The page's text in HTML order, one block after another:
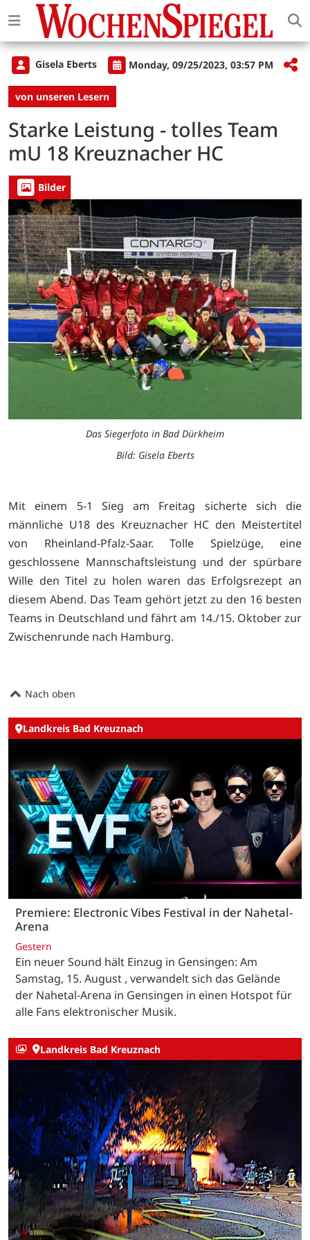
Gisela Eberts Monday, 09/25/2023, 03:57 PM
von unseren Lesern
Starke Leistung - tolles Team
mU 18 Kreuznacher HC
Bilder
Das Siegerfoto in Bad Dürkheim
Bild: Gisela Eberts
Mit einem 5-1 Sieg am Freitag sicherte sich die
männliche U18 des Kreuznacher HC den Meistertitel
von Rheinland-Pfalz-Saar. Tolle Spielzüge, eine
geschlossene Mannschaftsleistung und der spürbare
Wille den Titel zu holen waren das Erfolgsrezept an
diesem Abend. Das Team gehört jetzt zu den 16 besten
Teams in Deutschland und fährt am 14./15. Oktober zur
Zwischenrunde nach Hamburg.
Nach oben
Landkreis Bad Kreuznach
Premiere: Electronic Vibes Festival in der Nahetal-
Arena
Gestern
Ein neuer Sound hält Einzug in Gensingen: Am
Samstag, 15. August , verwandelt sich das Gelände
der Nahetal-Arena in Gensingen in einen Hotspot für
alle Fans elektronischer Musik.
Landkreis Bad Kreuznach